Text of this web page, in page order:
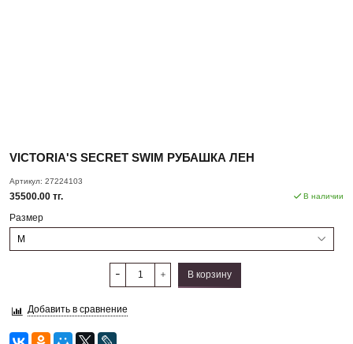
VICTORIA'S SECRET SWIM РУБАШКА ЛЕН
Артикул: 27224103
35500.00 тг. В наличии
Размер
В корзину
Добавить в сравнение